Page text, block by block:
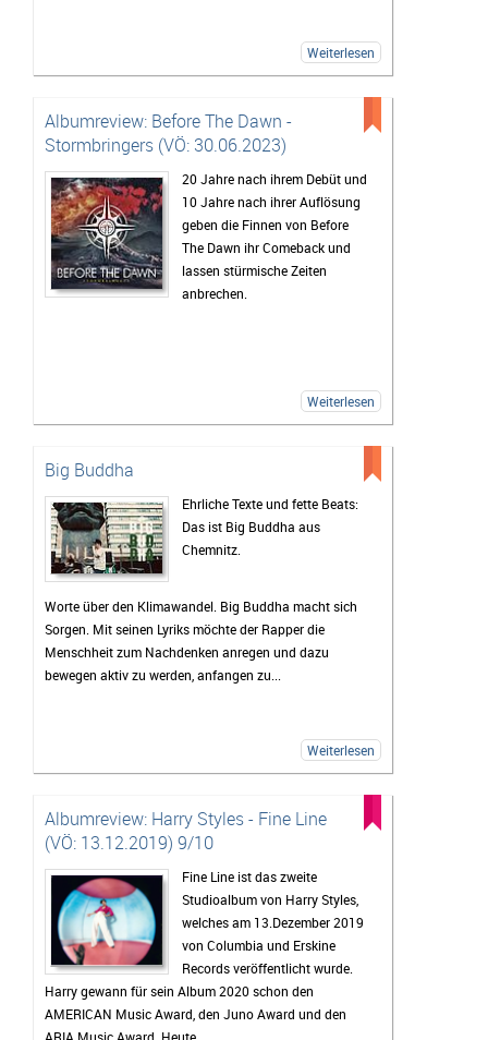
Weiterlesen
Albumreview: Before The Dawn -
Stormbringers (VÖ: 30.06.2023)
20 Jahre nach ihrem Debüt und
10 Jahre nach ihrer Auflösung
geben die Finnen von Before
The Dawn ihr Comeback und
lassen stürmische Zeiten
anbrechen.
Weiterlesen
Big Buddha
Ehrliche Texte und fette Beats:
Das ist Big Buddha aus
Chemnitz.
Worte über den Klimawandel. Big Buddha macht sich
Sorgen. Mit seinen Lyriks möchte der Rapper die
Menschheit zum Nachdenken anregen und dazu
bewegen aktiv zu werden, anfangen zu...
Weiterlesen
Albumreview: Harry Styles - Fine Line
(VÖ: 13.12.2019) 9/10
Fine Line ist das zweite
Studioalbum von Harry Styles,
welches am 13.Dezember 2019
von Columbia und Erskine
Records veröffentlicht wurde.
Harry gewann für sein Album 2020 schon den
AMERICAN Music Award, den Juno Award und den